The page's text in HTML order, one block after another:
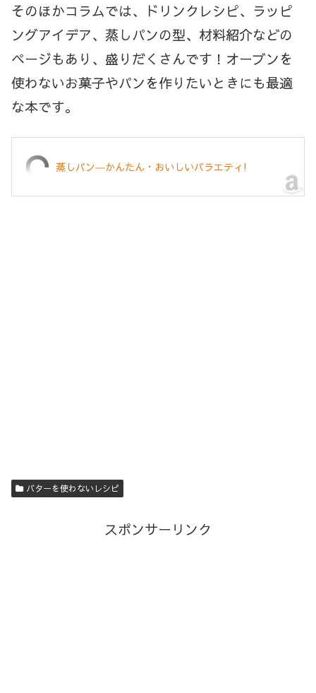
そのほかコラムでは、ドリンクレシピ、ラッピ
ングアイデア、蒸しパンの型、材料紹介などの
ページもあり、盛りだくさんです！オーブンを
使わないお菓子やパンを作りたいときにも最適
な本です。
蒸しパン―かんたん・おいしいバラエティ!
バターを使わないレシピ
スポンサーリンク